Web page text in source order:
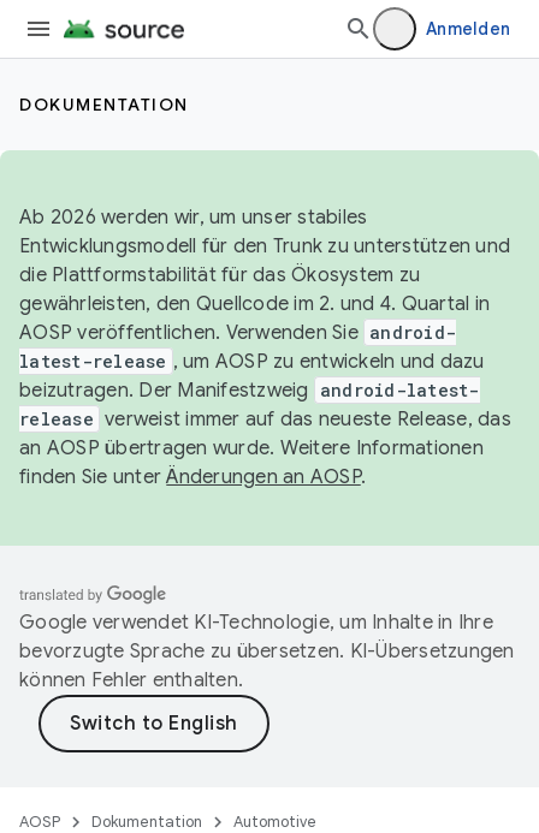
Anmelden
DOKUMENTATION
Ab 2026 werden wir, um unser stabiles
Entwicklungsmodell für den Trunk zu unterstützen und
die Plattformstabilität für das Ökosystem zu
gewährleisten, den Quellcode im 2. und 4. Quartal in
AOSP veröffentlichen. Verwenden Sie android-
latest-release , um AOSP zu entwickeln und dazu
beizutragen. Der Manifestzweig
android-latest-
release verweist immer auf das neueste Release, das
an AOSP übertragen wurde. Weitere Informationen
finden Sie unterÄnderungen an AOSP.
Google verwendet KI-Technologie, um Inhalte in Ihre
bevorzugte Sprache zu übersetzen. KI-Übersetzungen
können Fehler enthalten.
AOSP Dokumentation Automotive